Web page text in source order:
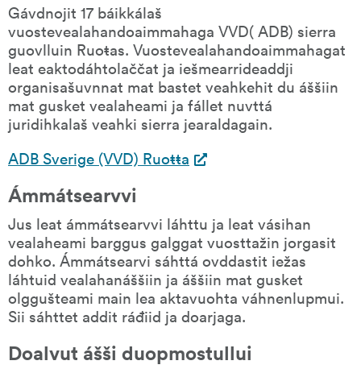
Gávdnojit 17 báikkálaš
vuostevealahandoaimmahaga VVD( ADB) sierra
guovlluin Ruoŧas. Vuostevealahandoaimmahagat
leat eaktodáhtolaččat ja iešmearrideaddji
organisašuvnnat mat bastet veahkehit du áššiin
mat gusket vealaheami ja fállet nuvttá
juridihkalaš veahki sierra jearaldagain.
ADB Sverige (VVD) Ruoŧŧa
Ámmátsearvvi
Jus leat ámmátsearvvi láhttu ja leat vásihan
vealaheami barggus galggat vuosttažin jorgasit
dohko. Ámmátsearvi sáhttá ovddastit iežas
láhtuid vealahanáššiin ja áššiin mat gusket
olggušteami main lea aktavuohta váhnenlupmui.
Sii sáhttet addit ráđiid ja doarjaga.
Doalvut ášši duopmostullui